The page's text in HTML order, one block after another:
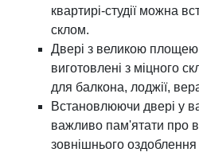
квартирі-студії можна
склом.
Двері з великою площею
виготовлені з міцного
для балкона, лоджії,
Встановлюючи двері у
важливо пам'ятати про
зовнішнього оздоблення